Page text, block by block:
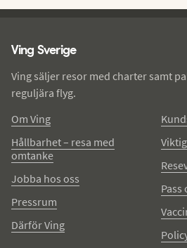
Ving Sverige
Ving säljer resor med charter samt
reguljära flyg.
Om Ving
Hållbarhet – resa med
omtanke
Jobba hos oss
Pressrum
Därför Ving
Pass